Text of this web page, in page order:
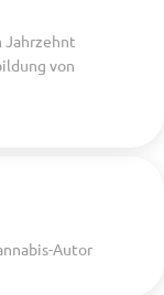
Jahrzehnt
von
Autor